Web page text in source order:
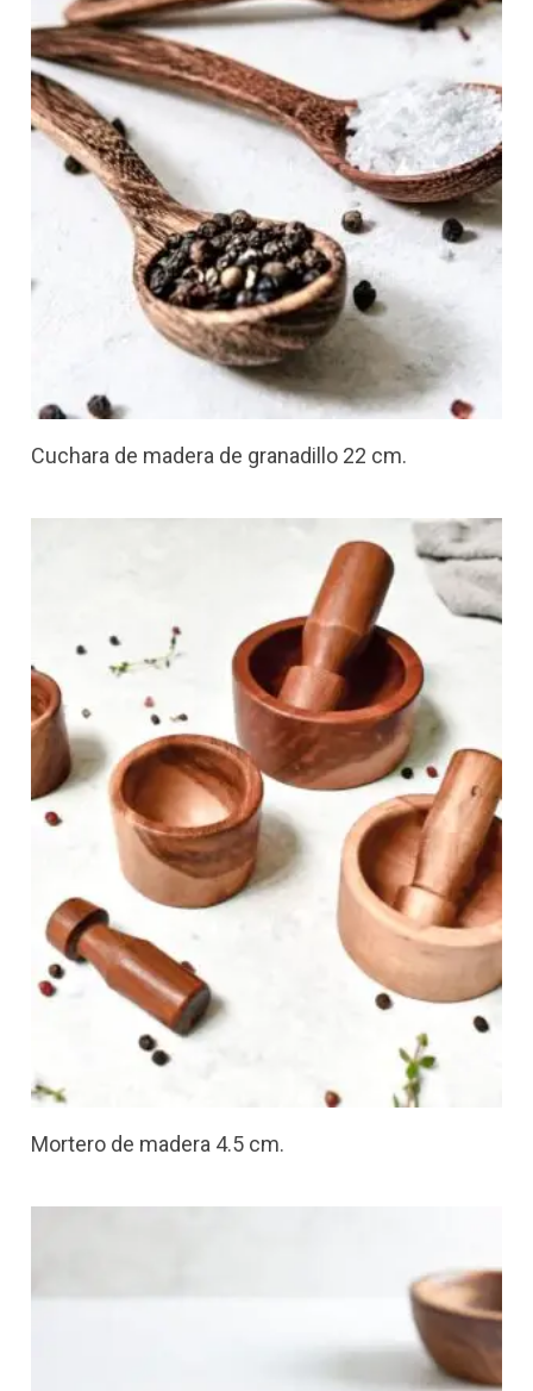
Cuchara de madera de granadillo 22 cm.
Mortero de madera 4.5 cm.